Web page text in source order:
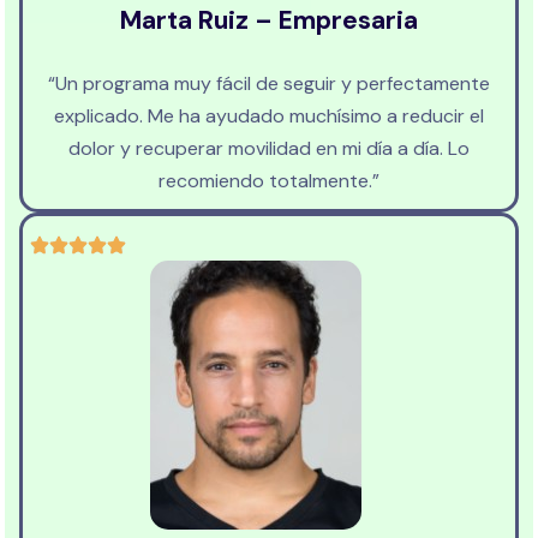
Marta Ruiz – Empresaria
“Un programa muy fácil de seguir y perfectamente
explicado. Me ha ayudado muchísimo a reducir el
dolor y recuperar movilidad en mi día a día. Lo
recomiendo totalmente.”